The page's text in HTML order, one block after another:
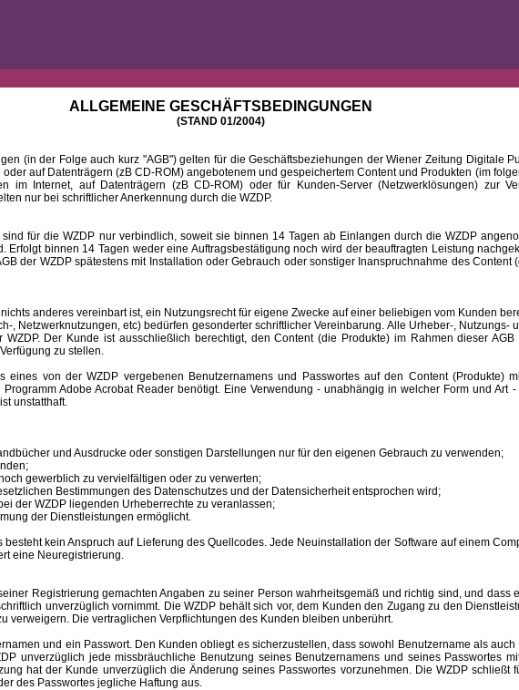
ALLGEMEINE GESCHÄFTSBEDINGUNGEN
(STAND 01/2004)
der Folge auch kurz "AGB") gelten für die Geschäftsbeziehungen der Wiener Zeitung Digitale
auf Datenträgern (zB CD-ROM) angebotenem und gespeichertem Content und Produkten (im
im Internet, auf Datenträgern (zB CD-ROM) oder für Kunden-Server (Netzwerklösungen) zur
nur bei schriftlicher Anerkennung durch die WZDP.
für die WZDP nur verbindlich, soweit sie binnen 14 Tagen ab Einlangen durch die WZDP
Erfolgt binnen 14 Tagen weder eine Auftragsbestätigung noch wird der beauftragten Leistung
der WZDP spätestens mit Installation oder Gebrauch oder sonstiger Inanspruchnahme des
anderes vereinbart ist, ein Nutzungsrecht für eigene Zwecke auf einer beliebigen vom Kunden
, Netzwerknutzungen, etc) bedürfen gesonderter schriftlicher Vereinbarung. Alle Urheber-, Nutzungs-
Der Kunde ist ausschließlich berechtigt, den Content (die Produkte) im Rahmen dieser
zu stellen.
von der WZDP vergebenen Benutzernamens und Passwortes auf den Content (Produkte)
Adobe Acrobat Reader benötigt. Eine Verwendung - unabhängig in welcher Form und Art
unstatthaft.
und Ausdrucke oder sonstigen Darstellungen nur für den eigenen Gebrauch zu verwenden;
gewerblich zu vervielfältigen oder zu verwerten;
Bestimmungen des Datenschutzes und der Datensicherheit entsprochen wird;
der WZDP liegenden Urheberrechte zu veranlassen;
der Dienstleistungen ermöglicht.
kein Anspruch auf Lieferung des Quellcodes. Jede Neuinstallation der Software auf einem
eine Neuregistrierung.
Registrierung gemachten Angaben zu seiner Person wahrheitsgemäß und richtig sind, und dass
unverzüglich vornimmt. Die WZDP behält sich vor, dem Kunden den Zugang zu den
verweigern. Die vertraglichen Verpflichtungen des Kunden bleiben unberührt.
und ein Passwort. Den Kunden obliegt es sicherzustellen, dass sowohl Benutzername als auch
unverzüglich jede missbräuchliche Benutzung seines Benutzernamens und seines Passwortes
hat der Kunde unverzüglich die Änderung seines Passwortes vorzunehmen. Die WZDP schließt
des Passwortes jegliche Haftung aus.